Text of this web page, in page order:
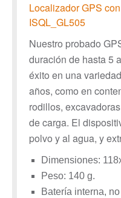
Localizador GPS
ISQL_GL505
Nuestro probado
duración de hasta 5
éxito en una
años, como en
rodillos,
de carga. El
polvo y al agua, y
Dimensiones:
Peso: 140 g.
Batería interna,